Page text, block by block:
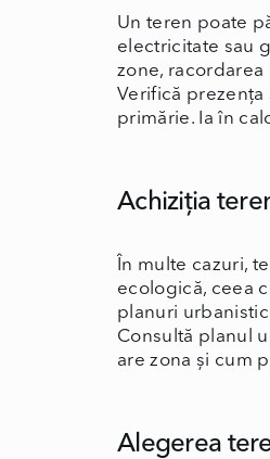
Un teren poate
electricitate sau
zone,
Verifică prezența
primărie. Ia în
Achiziția
În multe cazuri,
ecologică, ceea
planuri
Consultă planul
are zona și cum
Alegerea